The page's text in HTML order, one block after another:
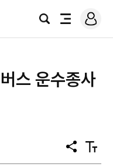
검
전
로
그
스 운수종사
공
유
텍
스